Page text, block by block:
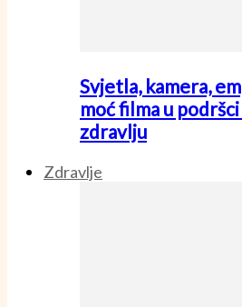
Svjetla, kamera,
moć filma u
zdravlju
Zdravlje